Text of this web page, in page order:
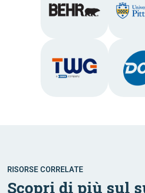
RISORSE CORRELATE
Scopri di più sul